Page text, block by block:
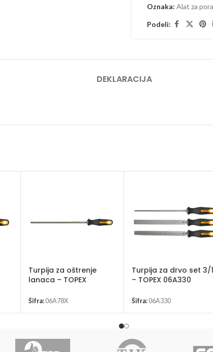
Oznaka: Alat za
Podeli:
DEKLARACIJA
Turpija za oštrenje
lanaca – TOPEX
Šifra: 06A78X
Turpija za drvo set 3/1
– TOPEX 06A330
Šifra: 06A330